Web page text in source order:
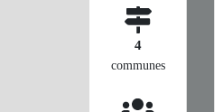
4
communes